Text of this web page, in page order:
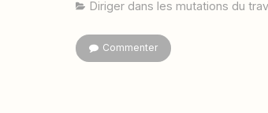
Diriger dans les mutations du
Commenter